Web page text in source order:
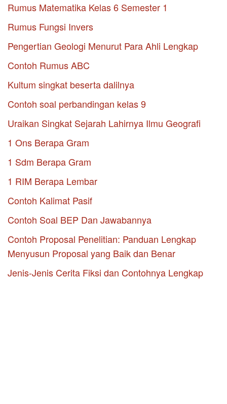
Rumus Matematika Kelas 6 Semester 1
Rumus Fungsi Invers
Pengertian Geologi Menurut Para Ahli Lengkap
Contoh Rumus ABC
Kultum singkat beserta dalilnya
Contoh soal perbandingan kelas 9
Uraikan Singkat Sejarah Lahirnya Ilmu Geografi
1 Ons Berapa Gram
1 Sdm Berapa Gram
1 RIM Berapa Lembar
Contoh Kalimat Pasif
Contoh Soal BEP Dan Jawabannya
Contoh Proposal Penelitian: Panduan Lengkap
Menyusun Proposal yang Baik dan Benar
Jenis-Jenis Cerita Fiksi dan Contohnya Lengkap